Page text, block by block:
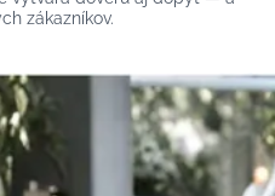
zákazníkov.